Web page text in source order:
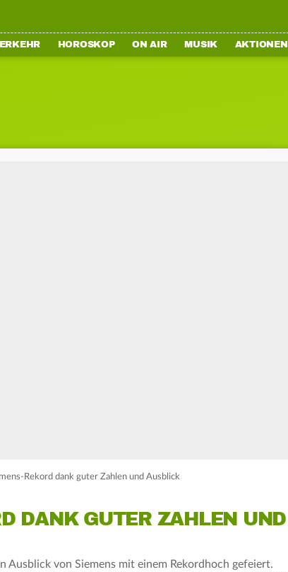
HOROSKOP ON AIR MUSIK AKTIONEN
Rekord dank guter Zahlen und Ausblick
DANK GUTER ZAHLEN UND
Ausblick von Siemens mit einem Rekordhoch gefeiert.